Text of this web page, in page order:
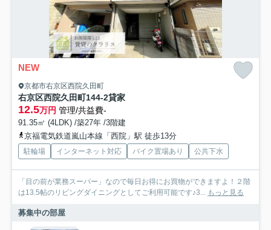
NEW
京都市右京区西院久田町
右京区西院久田町144-2貸家
12.5万円 管理/共益費-
91.35㎡ (4LDK) /築27年 /3階建
京福電気鉄道嵐山本線「西院」駅 徒歩13分
駐輪場 インターネット対応 バイク置場あり 公共下水
「目の前が業務スーパー」なので毎日お得にお買物ができますよ！２階
は13.5帖のリビングダイニングとしてご利用可能です♪3... もっと見る
募集中の部屋